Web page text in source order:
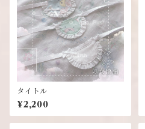
タイトル
¥2,200